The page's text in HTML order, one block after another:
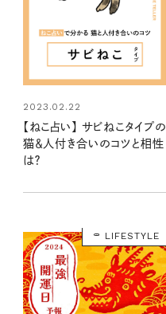
2023.02.22
【ねこ占い】 サビねこタイプの
猫＆人付き合いのコツと相性
は？
LIFESTYLE